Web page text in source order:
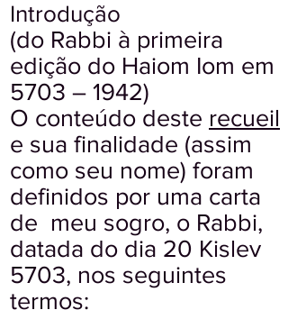
Introdução
(do Rabbi à primeira
edição do Haiom Iom em
5703 – 1942)
O conteúdo deste recueil
e sua finalidade (assim
como seu nome) foram
definidos por uma carta
de meu sogro, o Rabbi,
datada do dia 20 Kislev
5703, nos seguintes
termos: